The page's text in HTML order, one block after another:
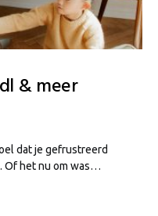
& meer
dat je gefrustreerd
Of het nu om was…